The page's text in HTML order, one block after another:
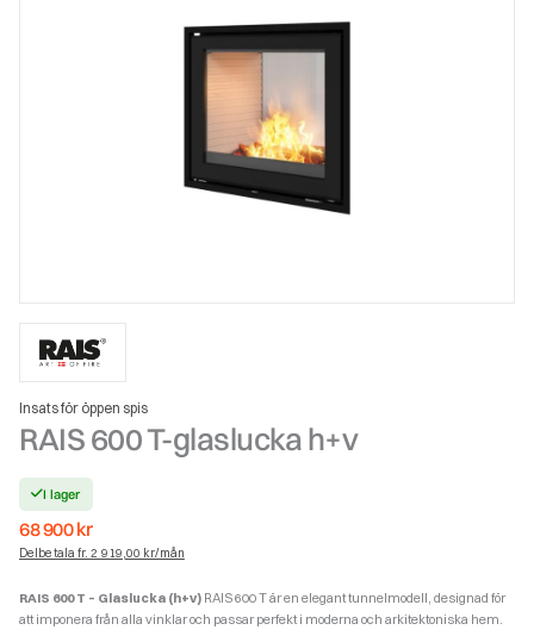
Insats för öppen spis
RAIS 600 T-glaslucka h+v
I lager
68 900kr
Delbetala fr. 2 919,00 kr/mån
RAIS 600 T – Glaslucka (h+v) RAIS 600 T är en elegant tunnelmodell, designad för
att imponera från alla vinklar och passar perfekt i moderna och arkitektoniska hem.